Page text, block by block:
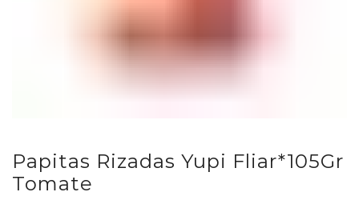
Papitas Rizadas Yupi Fliar*105Gr
Tomate